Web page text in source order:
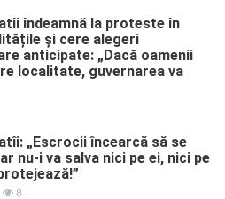
îndeamnă la proteste în
și cere alegeri
anticipate: „Dacă oamenii
localitate, guvernarea va
„Escrocii încearcă să se
nu-i va salva nici pe ei, nici pe
8